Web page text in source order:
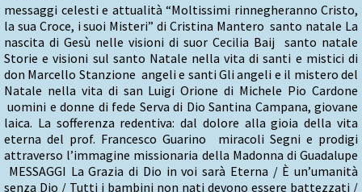
messaggi celesti e attualità “Moltissimi rinnegheranno Cristo,
la sua Croce, i suoi Misteri” di Cristina Mantero santo natale La
nascita di Gesù nelle visioni di suor Cecilia Baij santo natale
Storie e visioni sul santo Natale nella vita di santi e mistici di
don Marcello Stanzione angeli e santi Gli angeli e il mistero del
Natale nella vita di san Luigi Orione di Michele Pio Cardone
uomini e donne di fede Serva di Dio Santina Campana, giovane
laica. La sofferenza redentiva: dal dolore alla gioia della vita
eterna del prof. Francesco Guarino miracoli Segni e prodigi
attraverso l’immagine missionaria della Madonna di Guadalupe
MESSAGGI La Grazia di Dio in voi sarà Eterna / È un’umanità
senza Dio / Tutti i bambini non nati devono essere battezzati /